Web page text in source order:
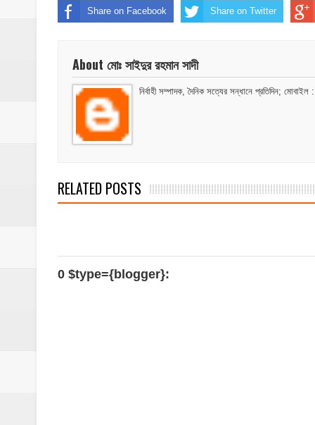
​ইসলামপুর মহলগিরী উচ্চ বিদ্যালয়ে নজিরবিহীন
মাদকের ব্যাপারে কোনো সুপারিশ চলবে না,
ঝিনাইগাতী ক্ষুদ্র বণিক সমবায় সমিতির বার্ষিক
Share on Facebook Share on Twitter
About মোঃ সাইদুর রহমান সাদী
নির্বাহী সম্পাদক, দৈনিক সত্যের সন্ধানে প্রতিদিন;
RELATED POSTS
0 $type={blogger}: